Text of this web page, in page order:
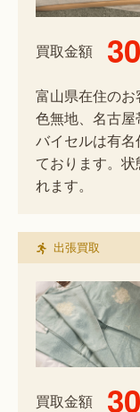
買取金額
富山県在住のお
色無地、名古屋
バイセルは有
ております。
れます。
出張買取
買取金額